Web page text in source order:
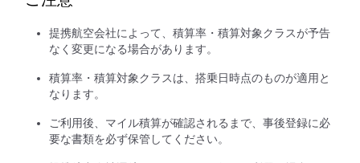
提携航空会社によって、積算率・積算対象クラスが予告
なく変更になる場合があります。
積算率・積算対象クラスは、搭乗日時点のものが適用と
なります。
ご利用後、マイル積算が確認されるまで、事後登録に必
要な書類を必ず保管してください。